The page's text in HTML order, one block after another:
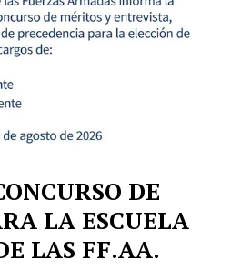
DE
LA ESCUELA
LAS FF.AA.